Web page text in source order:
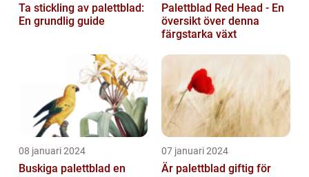
Ta stickling av palettblad:
En grundlig guide
Palettblad Red Head - En
översikt över denna
färgstarka växt
08 januari 2024
Buskiga palettblad en
07 januari 2024
Är palettblad giftig för